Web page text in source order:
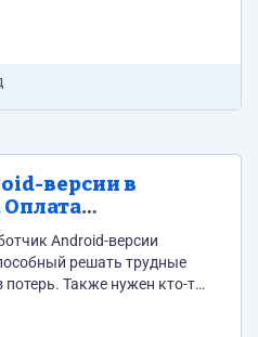
версии в
и выгодно
Android-версии
решать трудные
Также нужен кто-то,
Нужен человек с